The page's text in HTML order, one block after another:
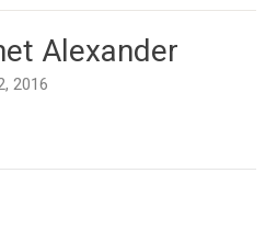
Alexander
2016